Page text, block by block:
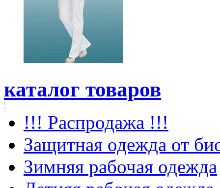
каталог товаров
!!! Распродажа !!!
Защитная одежда от
Зимняя рабочая одежда